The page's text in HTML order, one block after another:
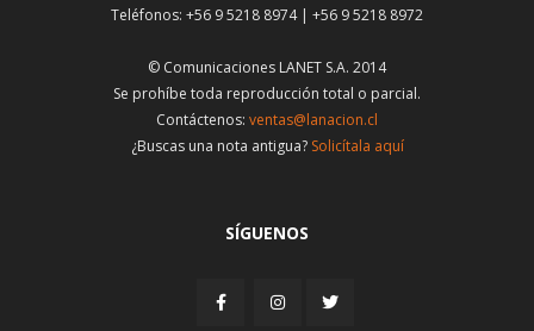
Teléfonos: +56 9 5218 8974 | +56 9 5218 8972
© Comunicaciones LANET S.A. 2014
Se prohíbe toda reproducción total o parcial.
Contáctenos: ventas@lanacion.cl
¿Buscas una nota antigua? Solicítala aquí
SÍGUENOS